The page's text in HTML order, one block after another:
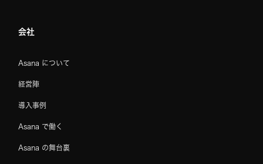
会社
Asana について
経営陣
導入事例
Asana で働く
Asana の舞台裏